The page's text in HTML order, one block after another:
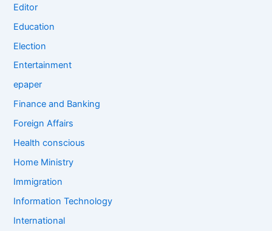
Editor
Education
Election
Entertainment
epaper
Finance and Banking
Foreign Affairs
Health conscious
Home Ministry
Immigration
Information Technology
International